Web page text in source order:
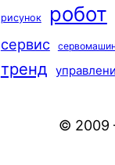
рисунок робот
сервис
тренд
© 2009